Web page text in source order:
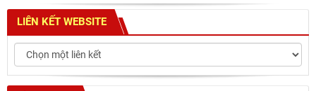
LIÊN KẾT WEBSITE